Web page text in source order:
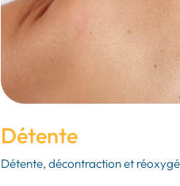
Détente
Détente, décontraction et